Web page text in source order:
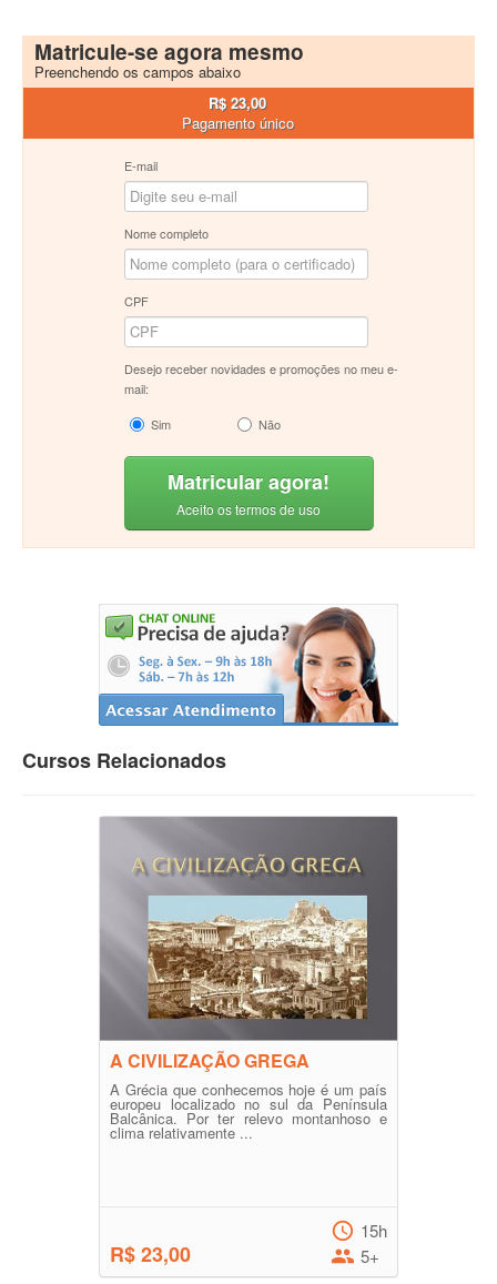
Matricule-se agora mesmo
Preenchendo os campos abaixo
R$ 23,00
Pagamento único
E-mail
Nome completo
CPF
Desejo receber novidades e promoções no meu e-
mail:
Sim
Não
Matricular agora!
Aceito os termos de uso
Cursos Relacionados
A CIVILIZAÇÃO GREGA
A Grécia que conhecemos hoje é um país
europeu localizado no sul da Península
Balcânica. Por ter relevo montanhoso e
clima relativamente ...
R$ 23,00
15h
5+